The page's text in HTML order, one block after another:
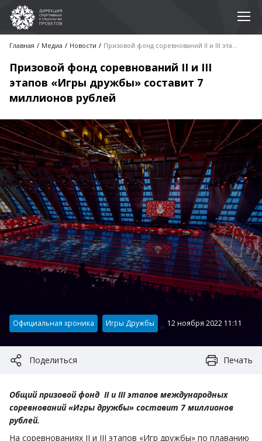
Главная Медиа Новости Призовой фонд соревнований II и III этапов «Игры дружбы» составит 7 миллионов рублей
Призовой фонд соревнований II и III
этапов «Игры дружбы» составит 7
миллионов рублей
Категория:
Официальная хроника Игры Дружбы 12 ноября 2022 11:11
Поделиться Печать
Общий призовой фонд II и III этапов международных
соревнований «Игры дружбы» составит 7 миллионов
рублей.
На соревнованиях II и III этапов «Игр дружбы» по плаванию